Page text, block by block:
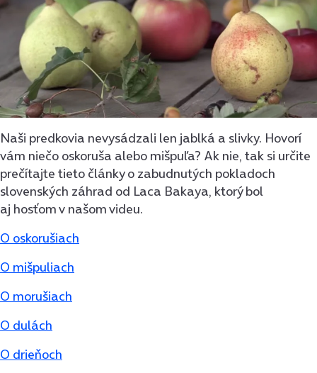
Naši predkovia nevysádzali len jablká a slivky. Hovorí
vám niečo oskoruša alebo mišpuľa? Ak nie, tak si určite
prečítajte tieto články o zabudnutých pokladoch
slovenských záhrad od Laca Bakaya, ktorý bol
aj hosťom v našom videu.
O oskorušiach
O mišpuliach
O morušiach
O dulách
O drieňoch